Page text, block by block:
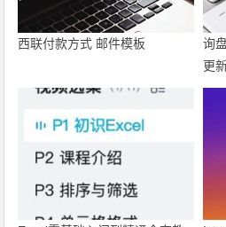
西联付款方式 邮件模板
询
更